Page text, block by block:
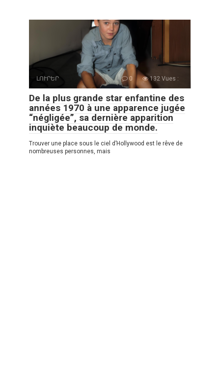
ԼՈՒՐԵՐ 0 132 Vues :
De la plus grande star enfantine des
années 1970 à une apparence jugée
“négligée”, sa dernière apparition
inquiète beaucoup de monde.
Trouver une place sous le ciel d’Hollywood est le rêve de
nombreuses personnes, mais